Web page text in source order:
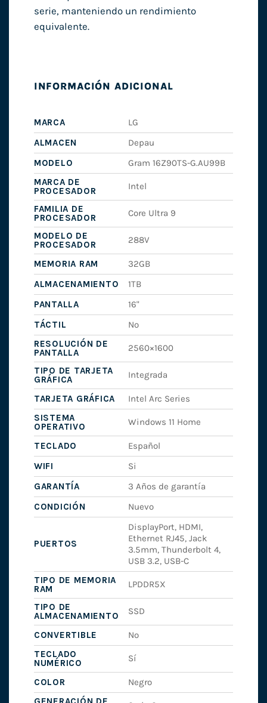
serie, manteniendo un rendimiento
equivalente.
INFORMACIÓN ADICIONAL
MARCA
LG
ALMACEN
Depau
MODELO
Gram 16Z90TS-G.AU99B
MARCA DE
PROCESADOR
Intel
FAMILIA DE
PROCESADOR
Core Ultra 9
MODELO DE
PROCESADOR
288V
MEMORIA RAM
32GB
ALMACENAMIENTO
1TB
PANTALLA
16"
TÁCTIL
No
RESOLUCIÓN DE
PANTALLA
2560×1600
TIPO DE TARJETA
GRÁFICA
Integrada
TARJETA GRÁFICA
Intel Arc Series
SISTEMA
OPERATIVO
Windows 11 Home
TECLADO
Español
WIFI
Si
GARANTÍA
3 Años de garantía
CONDICIÓN
Nuevo
PUERTOS
DisplayPort, HDMI,
Ethernet RJ45, Jack
3.5mm, Thunderbolt 4,
USB 3.2, USB-C
TIPO DE MEMORIA
RAM
LPDDR5X
TIPO DE
ALMACENAMIENTO
SSD
CONVERTIBLE
No
TECLADO
NUMÉRICO
Sí
COLOR
Negro